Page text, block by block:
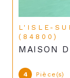
L'ISLE-SUR-LA-SORGUE
(84800)
MAISON
4 Pièce(s)